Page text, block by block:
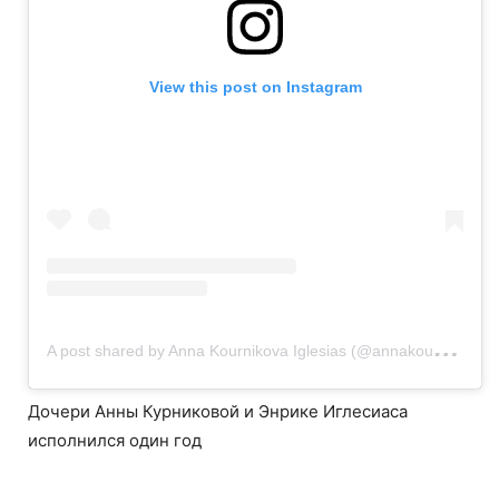
View this post on Instagram
A
post shared by Anna Kournikova Iglesias (@annakournikova)
Дочери Анны Курниковой и Энрике Иглесиаса
исполнился один год